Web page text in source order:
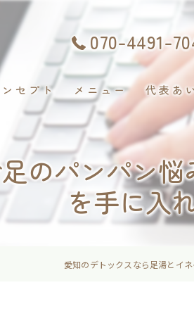
070-4491-
セプト メニュー 代表あ
のパンパン
を手に入
愛知のデトックスなら足湯とイ